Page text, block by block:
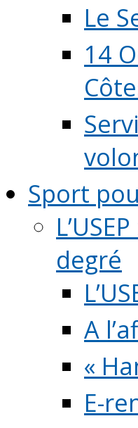
Le
14
Sport
degré
A
«
E-